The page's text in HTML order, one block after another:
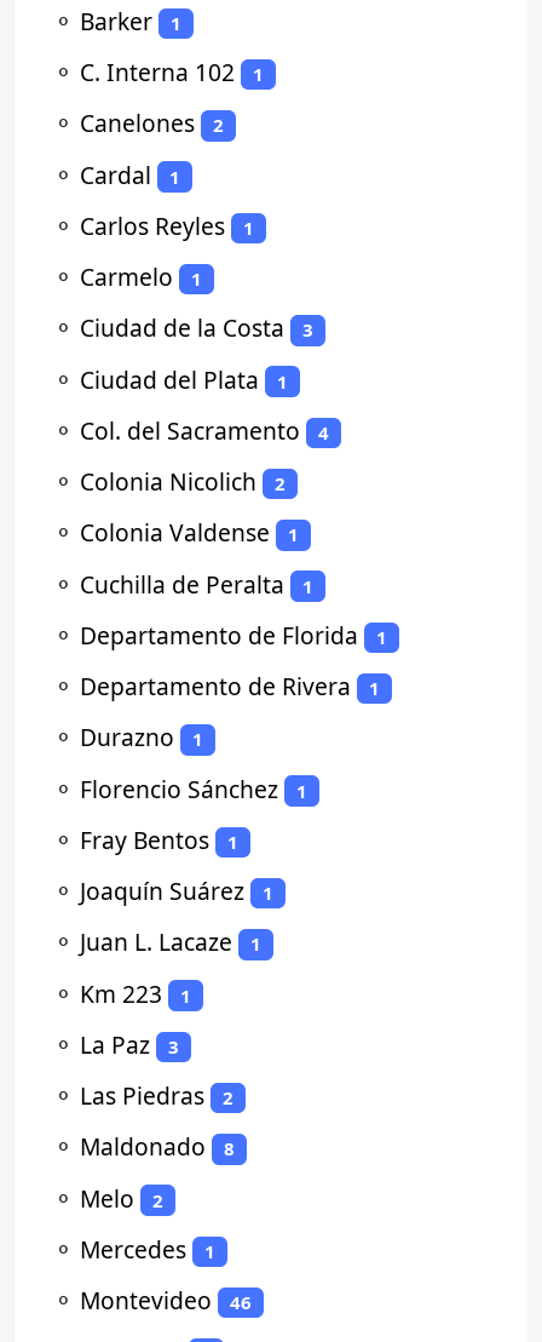
⚬ Barker 1
⚬ C. Interna 102 1
⚬ Canelones 2
⚬ Cardal 1
⚬ Carlos Reyles 1
⚬ Carmelo 1
⚬ Ciudad de la Costa 3
⚬ Ciudad del Plata 1
⚬ Col. del Sacramento 4
⚬ Colonia Nicolich 2
⚬ Colonia Valdense 1
⚬ Cuchilla de Peralta 1
⚬ Departamento de Florida 1
⚬ Departamento de Rivera 1
⚬ Durazno 1
⚬ Florencio Sánchez 1
⚬ Fray Bentos 1
⚬ Joaquín Suárez 1
⚬ Juan L. Lacaze 1
⚬ Km 223 1
⚬ La Paz 3
⚬ Las Piedras 2
⚬ Maldonado 8
⚬ Melo 2
⚬ Mercedes 1
⚬ Montevideo 46